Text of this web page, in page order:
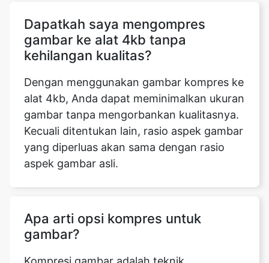
Dengan menggunakan gambar kompres ke
alat 4kb, Anda dapat meminimalkan ukuran
gambar tanpa mengorbankan kualitasnya.
Kecuali ditentukan lain, rasio aspek gambar
yang diperluas akan sama dengan rasio
aspek gambar asli.
Apa arti opsi kompres untuk
mengurangi ukuran file grafis dalam byte
sambil mempertahankan kualitas gambar
pada tingkat yang dapat diterima. Karena